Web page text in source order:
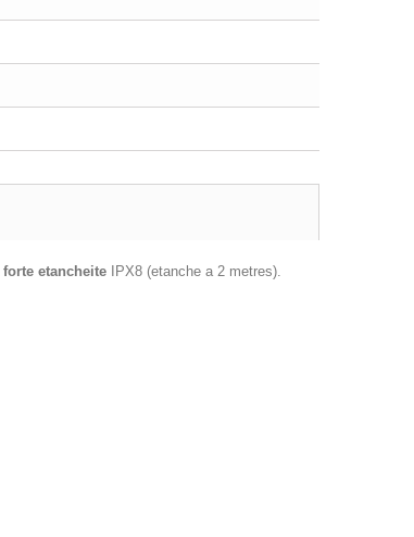
forte etancheite IPX8 (etanche a 2 metres).